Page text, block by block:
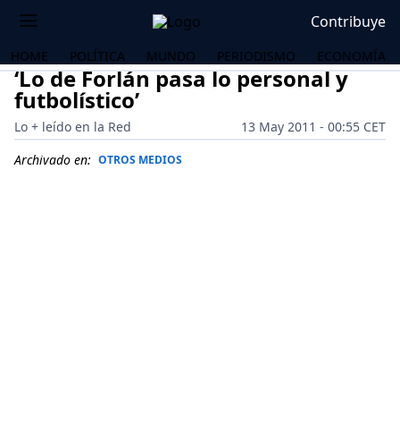
Contribuye
HOME POLÍTICA MUNDO PERIODISMO ECONOMÍA
‘Lo de Forlán pasa lo personal y
futbolístico’
Lo + leído en la Red
13 May 2011 - 00:55 CET
Archivado en: OTROS MEDIOS